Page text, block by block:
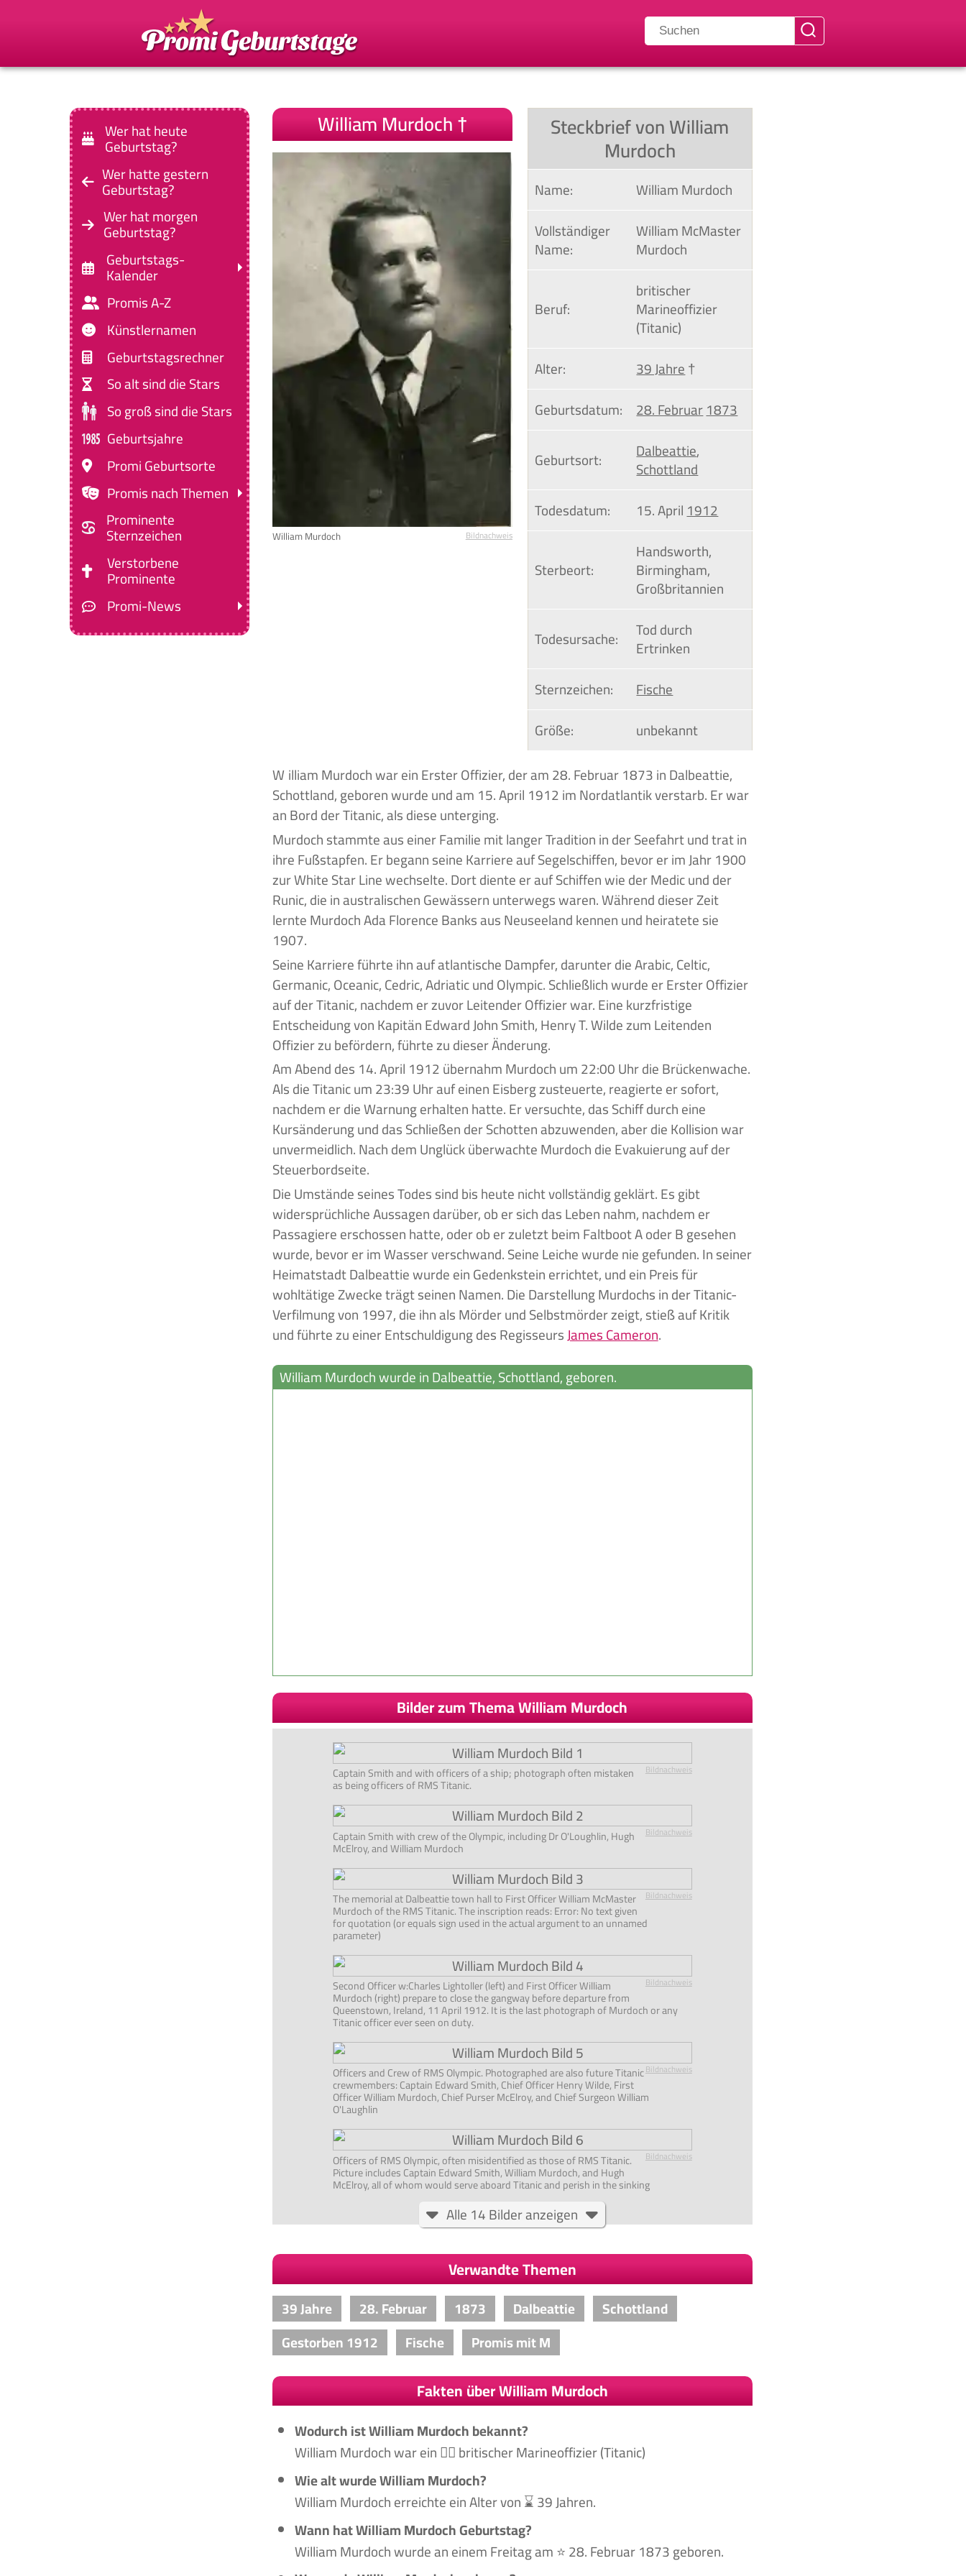
Wer hat heute
Geburtstag?
Wer hatte gestern
Geburtstag?
Wer hat morgen
Geburtstag?
Geburtstags-
Kalender
Promis A-Z
Künstlernamen
Geburtstagsrechner
So alt sind die Stars
So groß sind die Stars
Geburtsjahre
Promi Geburtsorte
Promis nach Themen
Prominente
Sternzeichen
Verstorbene
Prominente
Promi-News
William Murdoch †
William Murdoch Bildnachweis
Steckbrief von William
Murdoch
Name:
William Murdoch
Vollständiger
Name:
William McMaster
Murdoch
Beruf:
britischer
Marineoffizier
(Titanic)
Alter:
39 Jahre†
Geburtsdatum: 28. Februar1873
Geburtsort:
Dalbeattie,
Schottland
Todesdatum:
15. April1912
Sterbeort:
Handsworth,
Birmingham,
Großbritannien
Todesursache:
Tod durch
Ertrinken
Sternzeichen:
Fische
Größe:
unbekannt
William Murdoch war ein Erster Offizier, der am 28. Februar 1873 in Dalbeattie,
Schottland, geboren wurde und am 15. April 1912 im Nordatlantik verstarb. Er war
an Bord der Titanic, als diese unterging.
Murdoch stammte aus einer Familie mit langer Tradition in der Seefahrt und trat in
ihre Fußstapfen. Er begann seine Karriere auf Segelschiffen, bevor er im Jahr 1900
zur White Star Line wechselte. Dort diente er auf Schiffen wie der Medic und der
Runic, die in australischen Gewässern unterwegs waren. Während dieser Zeit
lernte Murdoch Ada Florence Banks aus Neuseeland kennen und heiratete sie
1907.
Seine Karriere führte ihn auf atlantische Dampfer, darunter die Arabic, Celtic,
Germanic, Oceanic, Cedric, Adriatic und Olympic. Schließlich wurde er Erster Offizier
auf der Titanic, nachdem er zuvor Leitender Offizier war. Eine kurzfristige
Entscheidung von Kapitän Edward John Smith, Henry T. Wilde zum Leitenden
Offizier zu befördern, führte zu dieser Änderung.
Am Abend des 14. April 1912 übernahm Murdoch um 22:00 Uhr die Brückenwache.
Als die Titanic um 23:39 Uhr auf einen Eisberg zusteuerte, reagierte er sofort,
nachdem er die Warnung erhalten hatte. Er versuchte, das Schiff durch eine
Kursänderung und das Schließen der Schotten abzuwenden, aber die Kollision war
unvermeidlich. Nach dem Unglück überwachte Murdoch die Evakuierung auf der
Steuerbordseite.
Die Umstände seines Todes sind bis heute nicht vollständig geklärt. Es gibt
widersprüchliche Aussagen darüber, ob er sich das Leben nahm, nachdem er
Passagiere erschossen hatte, oder ob er zuletzt beim Faltboot A oder B gesehen
wurde, bevor er im Wasser verschwand. Seine Leiche wurde nie gefunden. In seiner
Heimatstadt Dalbeattie wurde ein Gedenkstein errichtet, und ein Preis für
wohltätige Zwecke trägt seinen Namen. Die Darstellung Murdochs in der Titanic-
Verfilmung von 1997, die ihn als Mörder und Selbstmörder zeigt, stieß auf Kritik
und führte zu einer Entschuldigung des RegisseursJames Cameron.
William Murdoch wurde in Dalbeattie, Schottland, geboren.
Bilder zum Thema William Murdoch
Bildnachweis
Captain Smith and with officers of a ship; photograph often mistaken
as being officers of RMS Titanic.
Bildnachweis
Captain Smith with crew of the Olympic, including Dr O'Loughlin, Hugh
McElroy, and William Murdoch
Bildnachweis
The memorial at Dalbeattie town hall to First Officer William McMaster
Murdoch of the RMS Titanic. The inscription reads: Error: No text given
for quotation (or equals sign used in the actual argument to an unnamed
parameter)
Bildnachweis
Second Officer w:Charles Lightoller (left) and First Officer William
Murdoch (right) prepare to close the gangway before departure from
Queenstown, Ireland, 11 April 1912. It is the last photograph of Murdoch or any
Titanic officer ever seen on duty.
Bildnachweis
Officers and Crew of RMS Olympic. Photographed are also future Titanic
crewmembers: Captain Edward Smith, Chief Officer Henry Wilde, First
Officer William Murdoch, Chief Purser McElroy, and Chief Surgeon William
O'Laughlin
Bildnachweis
Officers of RMS Olympic, often misidentified as those of RMS Titanic.
Picture includes Captain Edward Smith, William Murdoch, and Hugh
McElroy, all of whom would serve aboard Titanic and perish in the sinking
Alle 14 Bilder anzeigen
Verwandte Themen
39 Jahre 28. Februar 1873 Dalbeattie
Schottland
Gestorben 1912
Fische Promis mit M
Fakten über William Murdoch
Wodurch ist William Murdoch bekannt?
William Murdoch war ein 🙋‍♂️ britischer Marineoffizier (Titanic)
Wie alt wurde William Murdoch?
William Murdoch erreichte ein Alter von ⌛ 39 Jahren.
Wann hat William Murdoch Geburtstag?
William Murdoch wurde an einem Freitag am ⭐ 28. Februar 1873 geboren.